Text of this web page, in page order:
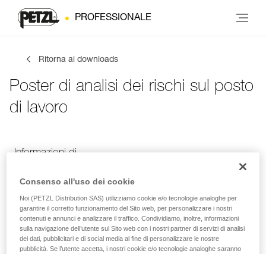
PROFESSIONALE
Ritorna ai downloads
Poster di analisi dei rischi sul posto
di lavoro
Informazioni di
Informazioni di contatto
Inserisci i tuoi dati di contatto
Consenso all'uso dei cookie
Noi (PETZL Distribution SAS) utilizziamo cookie e/o tecnologie analoghe per
garantire il corretto funzionamento del Sito web, per personalizzare i nostri
contenuti e annunci e analizzare il traffico. Condividiamo, inoltre, informazioni
sulla navigazione dell’utente sul Sito web con i nostri partner di servizi di analisi
dei dati, pubblicitari e di social media al fine di personalizzare le nostre
pubblicità. Se l’utente accetta, i nostri cookie e/o tecnologie analoghe saranno